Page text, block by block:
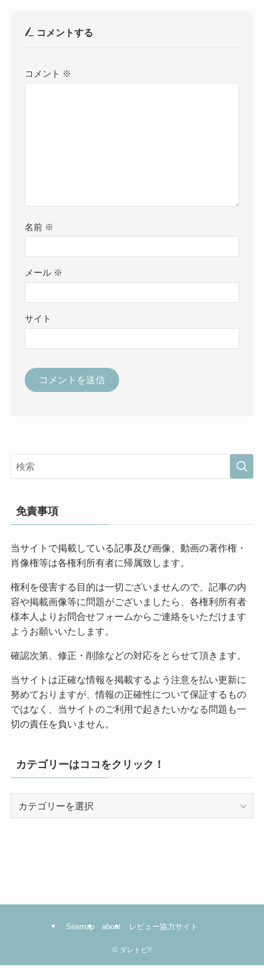
コメントする
コメント ※
名前 ※
メール ※
サイト
免責事項
当サイトで掲載している記事及び画像、動画の著作権・
肖像権等は各権利所有者に帰属致します。
権利を侵害する目的は一切ございませんので、記事の内
容や掲載画像等に問題がございましたら、各権利所有者
様本人よりお問合せフォームからご連絡をいただけます
ようお願いいたします。
確認次第、修正・削除などの対応をとらせて頂きます。
当サイトは正確な情報を掲載するよう注意を払い更新に
努めておりますが、情報の正確性について保証するもの
ではなく、当サイトのご利用で起きたいかなる問題も一
切の責任を負いません。
カテゴリーはココをクリック！
コ
Sitemap about レビュー協力サイト
© ダレトピ!!